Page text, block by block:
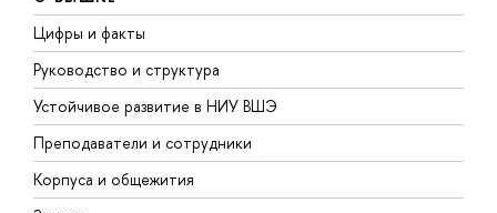
Цифры и факты
Руководство и структура
Устойчивое развитие в НИУ ВШЭ
Преподаватели и сотрудники
Корпуса и общежития